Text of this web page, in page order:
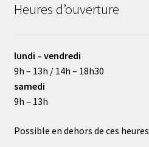
Heures d’ouverture
lundi – vendredi
9h – 13h / 14h – 18h30
samedi
9h – 13h
Possible en dehors de ces